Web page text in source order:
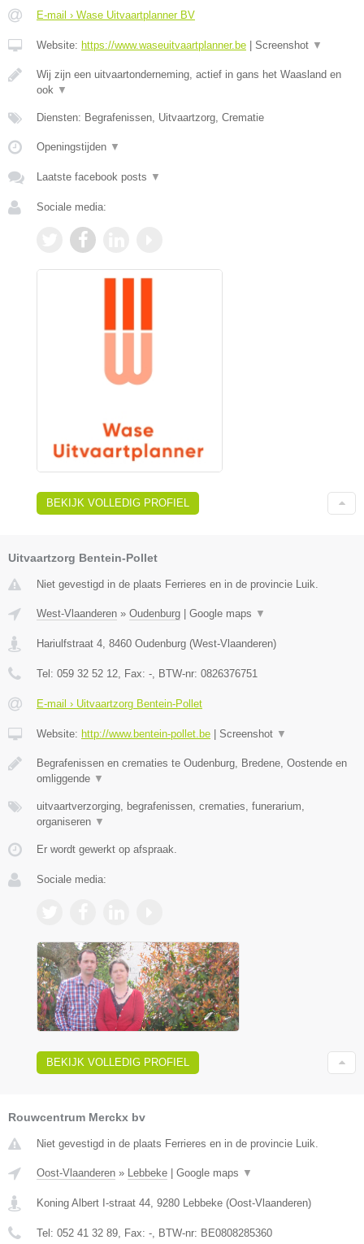
E-mail › Wase Uitvaartplanner BV
Website: https://www.waseuitvaartplanner.be Screenshot ▼
Wij zijn een uitvaartonderneming, actief in gans het Waasland en
ook ▼
Diensten: Begrafenissen, Uitvaartzorg, Crematie
Openingstijden ▼
Laatste facebook posts ▼
Sociale media:
BEKIJK VOLLEDIG PROFIEL
Uitvaartzorg Bentein-Pollet
Niet gevestigd in de plaats Ferrieres en in de provincie Luik.
West-Vlaanderen » Oudenburg | Google maps ▼
Hariulfstraat 4 8460 Oudenburg (West-Vlaanderen)
Tel: 059 32 52 12 , Fax: - , BTW-nr: 0826376751
E-mail › Uitvaartzorg Bentein-Pollet
Website: http://www.bentein-pollet.be | Screenshot ▼
Begrafenissen en crematies te Oudenburg, Bredene, Oostende en
omliggende ▼
uitvaartverzorging, begrafenissen, crematies, funerarium,
organiseren ▼
Er wordt gewerkt op afspraak.
Sociale media:
BEKIJK VOLLEDIG PROFIEL
Rouwcentrum Merckx bv
Niet gevestigd in de plaats Ferrieres en in de provincie Luik.
Oost-Vlaanderen » Lebbeke | Google maps ▼
Koning Albert I-straat 44 9280 Lebbeke (Oost-Vlaanderen)
Tel: 052 41 32 89 , Fax: - , BTW-nr: BE0808285360